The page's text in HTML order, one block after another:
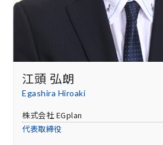
江頭 弘朗
Egashira Hiroaki
株式会社 EGplan
代表取締役